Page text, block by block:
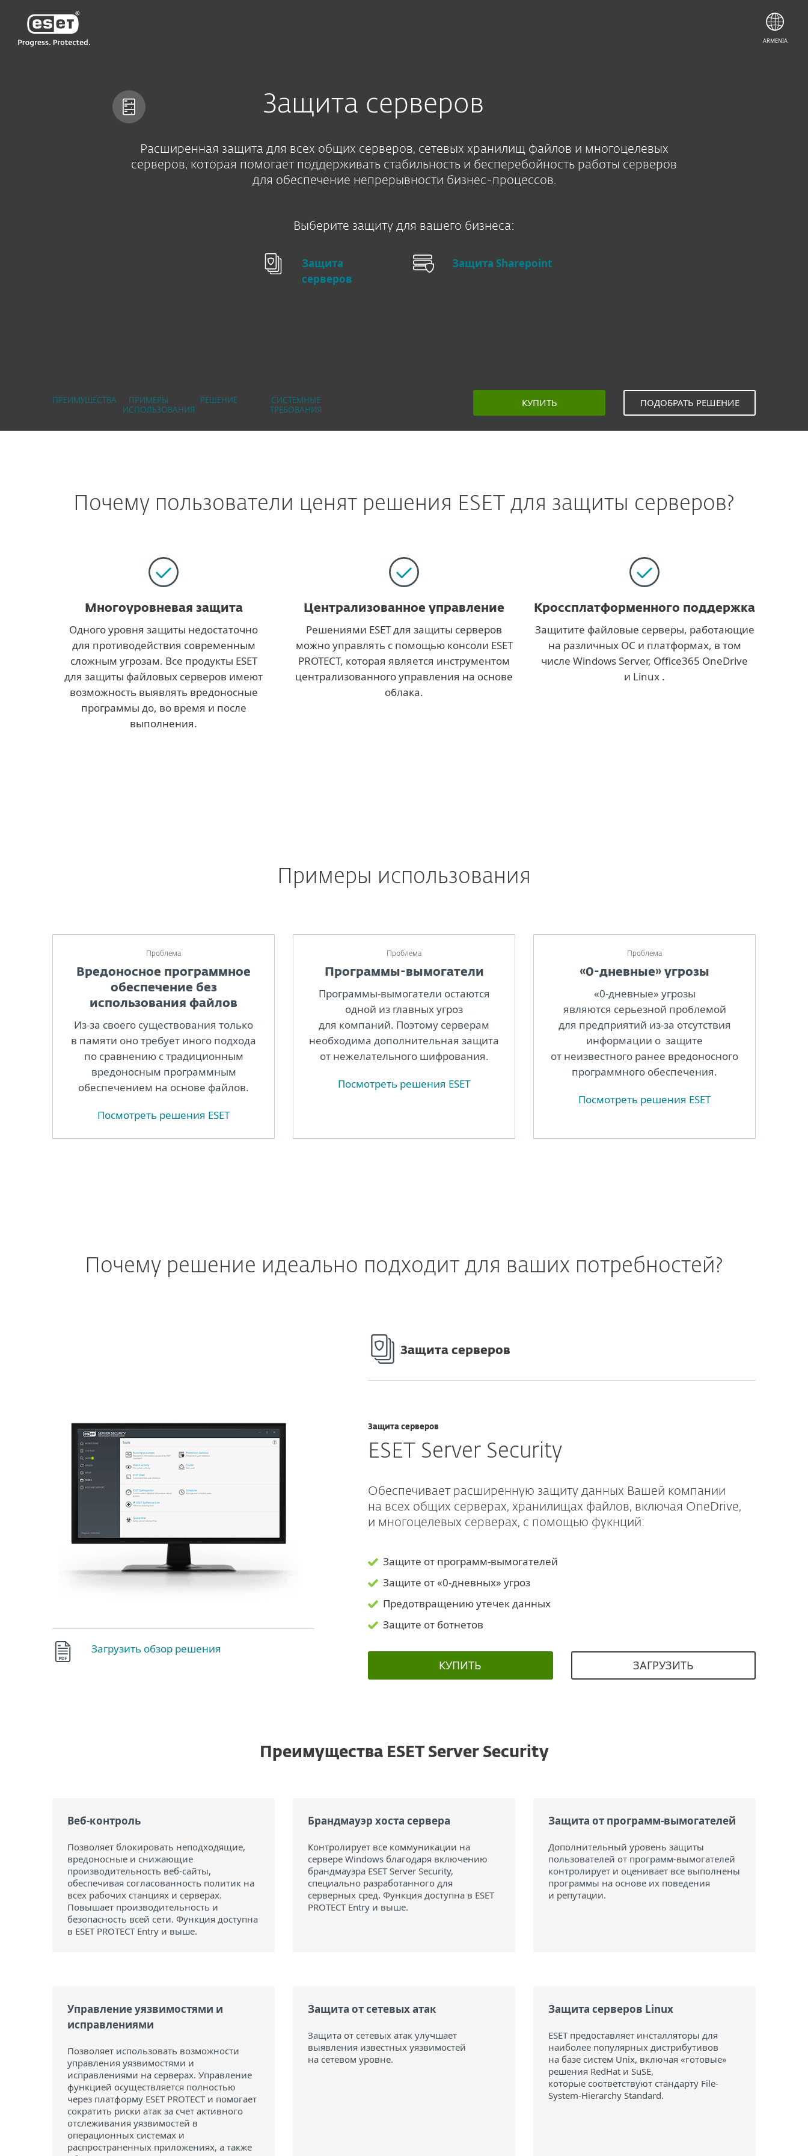
Защита серверов
Расширенная защита для всех общих серверов, сетевых хранилищ файлов и многоцелевых
серверов, которая помогает поддерживать стабильность и бесперебойность работы серверов
для обеспечение непрерывности бизнес-процессов.
Выберите защиту для вашего бизнеса:
Защита
серверов
Защита Sharepoint
ПРЕИМУЩЕСТВА
ПРИМЕРЫ
ИСПОЛЬЗОВАНИЯ
РЕШЕНИЕ
СИСТЕМНЫЕ
ТРЕБОВАНИЯ
КУПИТЬ ПОДОБРАТЬ РЕШЕНИЕ
Почему пользователи ценят решения ESET для защиты серверов?
Многоуровневая защита
Одного уровня защиты недостаточно
для противодействия современным
сложным угрозам. Все продукты ESET
для защиты файловых серверов имеют
возможность выявлять вредоносные
программы до, во время и после
выполнения.
Централизованное управление
Решениями ESET для защиты серверов
можно управлять с помощью консоли ESET
PROTECT, которая является инструментом
централизованного управления на основе
облака.
Кроссплатформенного поддержка
Защитите файловые серверы, работающие
на различных ОС и платформах, в том
числе Windows Server, Office365 OneDrive
и Linux .
Примеры использования
Проблема
Вредоносное программное
обеспечение без
использования файлов
Из-за своего существования только
в памяти оно требует иного подхода
по сравнению с традиционным
вредоносным программным
обеспечением на основе файлов.
Посмотреть решения ESET
Проблема
Программы-вымогатели
Программы-вымогатели остаются
одной из главных угроз
для компаний. Поэтому серверам
необходима дополнительная защита
от нежелательного шифрования.
Посмотреть решения ESET
Проблема
«0-дневные» угрозы
«0-дневные» угрозы
являются серьезной проблемой
для предприятий из-за отсутствия
информации о защите
от неизвестного ранее вредоносного
программного обеспечения.
Посмотреть решения ESET
Почему решение идеально подходит для ваших потребностей?
Защита серверов
Загрузить обзор решения
Защита серверов
ESET Server Security
Обеспечивает расширенную защиту данных Вашей компании
на всех общих серверах, хранилищах файлов, включая OneDrive,
и многоцелевых серверах, с помощью фукнций:
Защите от программ-вымогателей
Защите от «0-дневных» угроз
Предотвращению утечек данных
Защите от ботнетов
КУПИТЬ ЗАГРУЗИТЬ
Преимущества ESET Server Security
Веб-контроль
Позволяет блокировать неподходящие,
вредоносные и снижающие
производительность веб-сайты,
обеспечивая согласованность политик на
всех рабочих станциях и серверах.
Повышает производительность и
безопасность всей сети. Функция доступна
в ESET PROTECT Entry и выше.
Брандмауэр хоста сервера
Контролирует все коммуникации на
сервере Windows благодаря включению
брандмауэра ESET Server Security,
специально разработанного для
серверных сред. Функция доступна в ESET
PROTECT Entry и выше.
Защита от программ-вымогателей
Дополнительный уровень защиты
пользователей от программ-вымогателей
контролирует и оценивает все выполнены
программы на основе их поведения
и репутации.
Управление уязвимостями и
исправлениями
Позволяет использовать возможности
управления уязвимостями и
исправлениями на серверах. Управление
функцией осуществляется полностью
через платформу ESET PROTECT и помогает
сократить риски атак за счет активного
отслеживания уязвимостей в
операционных системах и
распространенных приложениях, а также
Защита от сетевых атак
Защита от сетевых атак улучшает
выявления известных уязвимостей
на сетевом уровне.
Защита серверов Linux
ESET предоставляет инсталляторы для
наиболее популярных дистрибутивов
на базе систем Unix, включая «готовые»
решения RedHat и SuSE,
которые соответствуют стандарту File-
System-Hierarchy Standard.
AM-RUДля бизнеса
ESET
ARMENIA